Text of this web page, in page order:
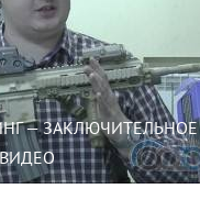
— ЗАКЛЮЧИТЕЛЬНОЕ